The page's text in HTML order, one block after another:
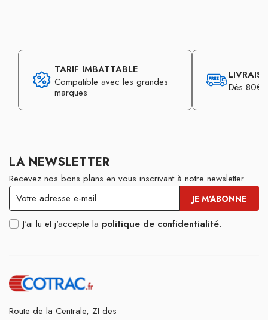
TARIF IMBATTABLE
Compatible avec les grandes
marques
Dès 80€
LA NEWSLETTER
Recevez nos bons plans en vous inscrivant à notre newsletter
J'ai lu et j'accepte la politique de confidentialité.
Route de la Centrale, ZI des